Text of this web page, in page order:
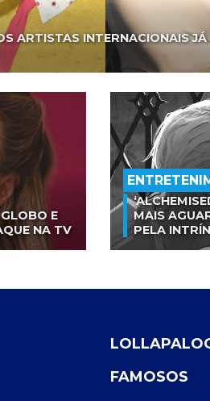
ARTISTAS INTERNACIONAIS JÁ
E
NA TV
MAIS
PELA
FAMOSOS